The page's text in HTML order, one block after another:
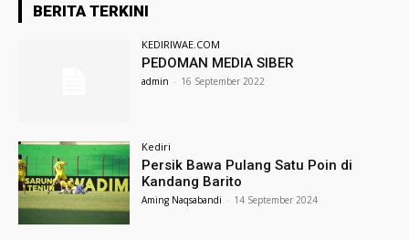
BERITA TERKINI
KEDIRIWAE.COM
PEDOMAN MEDIA SIBER
admin - 16 September 2022
Kediri
Persik Bawa Pulang Satu Poin di
Kandang Barito
Aming Naqsabandi - 14 September 2024